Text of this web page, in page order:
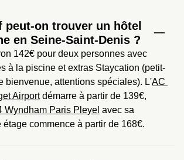
peut-on trouver un hôtel
en Seine-Saint-Denis ?
142€ pour deux personnes avec
à la piscine et extras Staycation (petit-
bienvenue, attentions spéciales). L'AC
Airport démarre à partir de 139€,
Wyndham Paris Pleyel avec sa
étage commence à partir de 168€.